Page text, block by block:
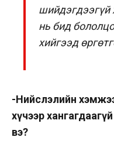
шийдэгдээгүй
нь бид
хийгээд
-Нийслэлийн
хүчээр
вэ?